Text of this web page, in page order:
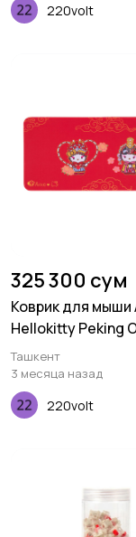
220volt
325 300 сум
Коврик для мыши
Hellokitty Peking
Deskmat A
Ташкент
3 месяца назад
220volt